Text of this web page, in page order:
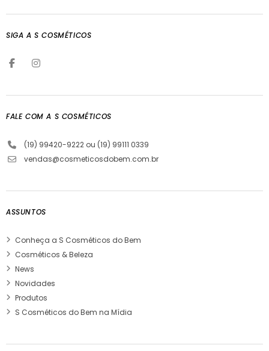
SIGA A S COSMÉTICOS
FALE COM A S COSMÉTICOS
(19) 99420-9222 ou (19) 99111 0339
vendas@cosmeticosdobem.com.br
ASSUNTOS
Conheça a S Cosméticos do Bem
Cosméticos & Beleza
News
Novidades
Produtos
S Cosméticos do Bem na Mídia